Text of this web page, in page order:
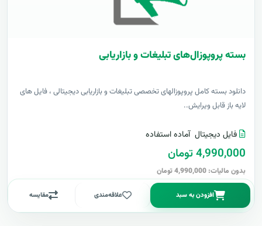
بسته پروپوزال‌های تبلیغات و بازاریابی
دانلود بسته کامل پروپوزالهای تخصصی تبلیغات و بازاریابی دیجیتالی ، فایل های
لایه باز قابل ویرایش..
فایل دیجیتال آماده استفاده
4,990,000 تومان
بدون مالیات: 4,990,000 تومان
افزودن به سبد علاقه‌مندی مقایسه